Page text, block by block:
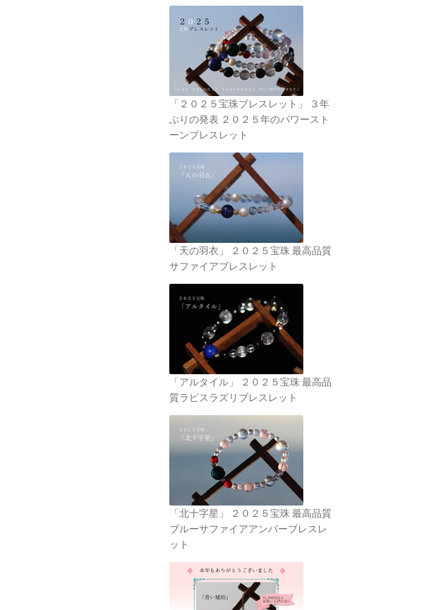
「２０２５宝珠ブレスレット」 ３年
ぶりの発表 ２０２５年のパワースト
ーンブレスレット
「天の羽衣」 ２０２５宝珠 最高品質
サファイアブレスレット
「アルタイル」 ２０２５宝珠 最高品
質ラピスラズリブレスレット
「北十字星」 ２０２５宝珠 最高品質
ブルーサファイアアンバーブレスレ
ット